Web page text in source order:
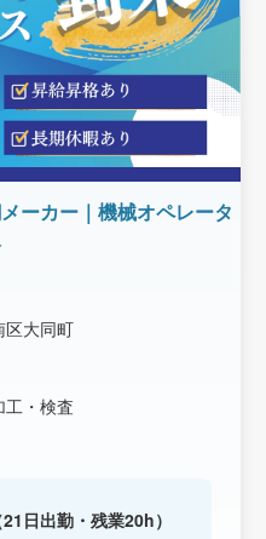
ーカー｜機械オペレータ
区大同町
・検査
21日出勤・残業20h）